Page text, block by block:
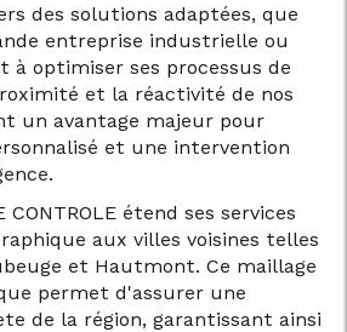
des solutions adaptées, que
entreprise industrielle ou
à optimiser ses processus de
et la réactivité de nos
un avantage majeur pour
et une intervention
CONTROLE étend ses services
aux villes voisines telles
et Hautmont. Ce maillage
permet d'assurer une
de la région, garantissant ainsi